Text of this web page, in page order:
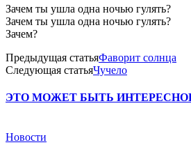
Зачем ты ушла одна ночью гулять?
Зачем ты ушла одна ночью гулять?
Зачем?
Предыдущая статьяФаворит солнца
Следующая статьяЧучело
ЭТО МОЖЕТ БЫТЬ ИНТЕРЕСНО
Новости